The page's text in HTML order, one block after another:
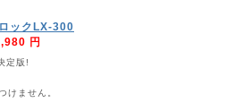
ックLX-300
円
定版!
けません。